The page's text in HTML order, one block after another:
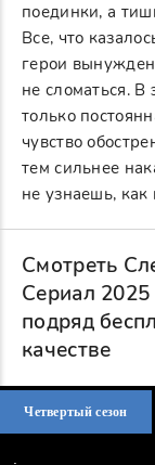
поединки, а
Все, что
герои
не сломаться. В
только
чувство
тем сильнее
не узнаешь, как
Смотреть
Сериал
подряд
качестве
Четвертый сезон